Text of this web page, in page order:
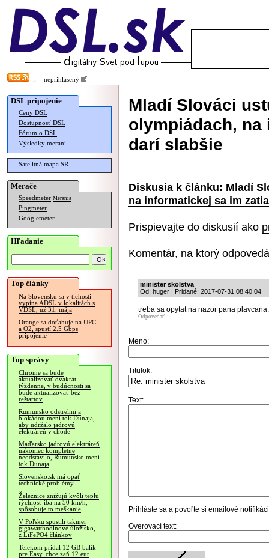
neprihlásený
DSL pripojenie
Ceny DSL
Dostupnosť DSL
Fórum o DSL
Výsledky meraní
Satelitná mapa SR
Merače
Speedmeter Merania
Pingmeter
Googlemeter
Hľadanie
Top články
Na Slovensku sa v tichosti
vypína ADSL v lokalitách s
VDSL, už 31. mája
Orange sa doťahuje na UPC
a O2, spustí 2.5 Gbps
pripojenie
Top správy
Chrome sa bude
aktualizovať dvakrát
týždenne, v budúcnosti sa
bude aktualizovať bez
reštartov
Rumunsko odstrelmi a
blokádou mení tok Dunaja,
aby udržalo jadrovú
elektráreň v chode
Maďarsko jadrovú elektráreň
nakoniec kompletne
neodstavilo, Rumunsko mení
tok Dunaja
Slovensko.sk má opäť
technické problémy
Železnice znižujú kvôli teplu
rýchlosť iba na 50 km/h,
spôsobuje to meškanie
V Poľsku spustili takmer
gigawatthodinové úložisko,
z LiFePO4 článkov
Telekom pridal 12 GB balík
pre Easy, chce zaň 12 eur
Mladí Slováci
olympiádach,
darí slabšie
Diskusia k článku: Mladí
na informatickej sa im
Prispievajte do diskusií ako
Komentár, na ktorý
minister skolstva
Od: huger | Pridané: 2017-07-31 08:40:04
treba sa opytat na nazor pana plavcana.
Odpovedať
Meno:
Titulok:
Text:
Prihláste sa a povoľte si emailové
Overovací text: